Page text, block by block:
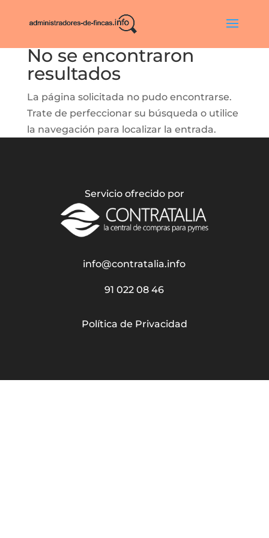
No se encontraron
resultados
La página solicitada no pudo encontrarse.
Trate de perfeccionar su búsqueda o utilice
la navegación para localizar la entrada.
Servicio ofrecido por
info@contratalia.info
91 022 08 46
Política de Privacidad